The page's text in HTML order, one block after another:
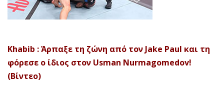
Khabib : Άρπαξε τη ζώνη από τον Jake Paul και τη
φόρεσε ο ίδιος στον Usman Nurmagomedov!
(Βίντεο)